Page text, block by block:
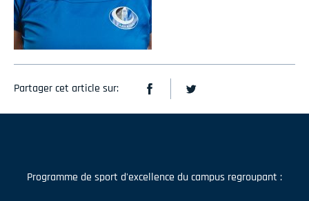
Partager cet article sur:
Programme de sport d'excellence du campus regroupant :